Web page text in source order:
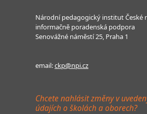
Národní pedagogický institut České
informačně poradenská podpora
Senovážné náměstí 25, Praha 1
email:ckp@npi.cz
Chcete nahlásit změny v
údajích o školách a oborech?